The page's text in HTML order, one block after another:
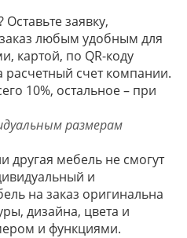
заявку,
любым удобным для
картой, по QR-коду
счет компании.
10%, остальное – при
другая мебель не смогут
и
на заказ оригинальна
дизайна, цвета и
и функциями.